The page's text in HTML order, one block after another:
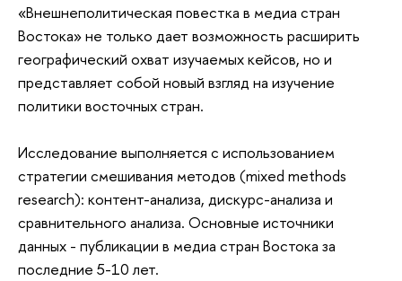
«Внешнеполитическая повестка в медиа стран
Востока» не только дает возможность расширить
географический охват изучаемых кейсов, но и
представляет собой новый взгляд на изучение
политики восточных стран.
Исследование выполняется с использованием
стратегии смешивания методов (mixed methods
research): контент-анализа, дискурс-анализа и
сравнительного анализа. Основные источники
данных - публикации в медиа стран Востока за
последние 5-10 лет.